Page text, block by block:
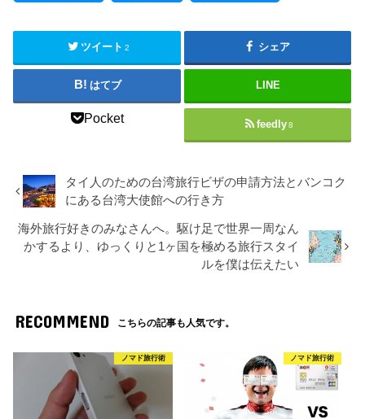
ツイート 2 シェア
はてブ LINE
Pocket feedly 8
タイ人のための台湾旅行ビザの申請方法とバンコク
にある台湾大使館への行き方
海外旅行好きのみなさんへ。駆け足で世界一周なん
かするより、ゆっくりと1ヶ国を極める旅行スタイ
ルを僕は伝えたい
RECOMMEND こちらの記事も人気です。
ノマド旅行術 ノマド旅行術